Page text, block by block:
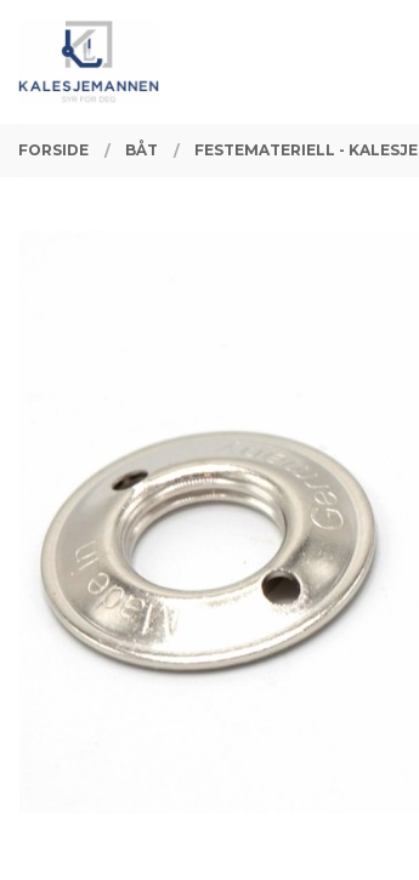
innholdet
PRODUKTER
FORSIDE BÅT FESTEMATERIELL - KALESJE